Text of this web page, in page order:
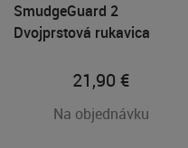
SmudgeGuard 2
Dvojprstová rukavica
21,90 €
Na objednávku